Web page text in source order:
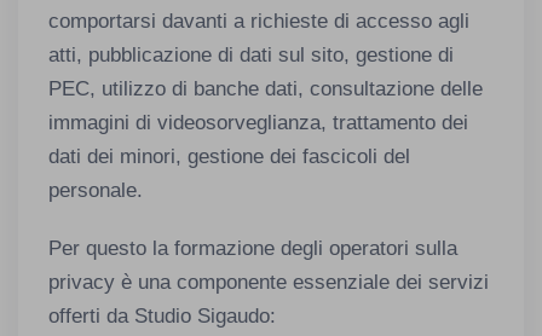
comportarsi davanti a richieste di accesso agli
atti, pubblicazione di dati sul sito, gestione di
PEC, utilizzo di banche dati, consultazione delle
immagini di videosorveglianza, trattamento dei
dati dei minori, gestione dei fascicoli del
personale.
Per questo la formazione degli operatori sulla
privacy è una componente essenziale dei servizi
offerti da Studio Sigaudo: